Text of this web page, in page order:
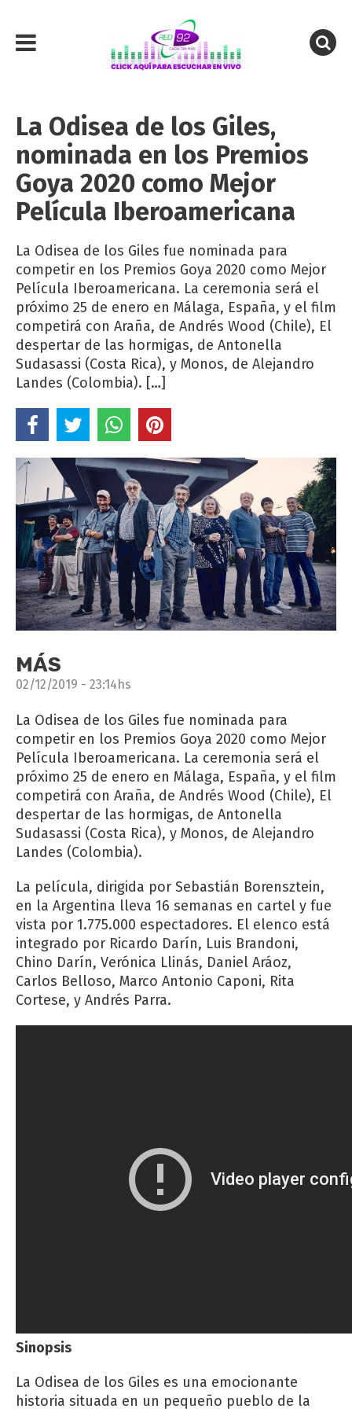
La Odisea de los Giles,
nominada en los Premios
Goya 2020 como Mejor
Película Iberoamericana
La Odisea de los Giles fue nominada para
competir en los Premios Goya 2020 como Mejor
Película Iberoamericana. La ceremonia será el
próximo 25 de enero en Málaga, España, y el film
competirá con Araña, de Andrés Wood (Chile), El
despertar de las hormigas, de Antonella
Sudasassi (Costa Rica), y Monos, de Alejandro
Landes (Colombia). […]
MÁS
02/12/2019 - 23:14hs
La Odisea de los Giles fue nominada para
competir en los Premios Goya 2020 como Mejor
Película Iberoamericana. La ceremonia será el
próximo 25 de enero en Málaga, España, y el film
competirá con Araña, de Andrés Wood (Chile), El
despertar de las hormigas, de Antonella
Sudasassi (Costa Rica), y Monos, de Alejandro
Landes (Colombia).
La película, dirigida por Sebastián Borensztein,
en la Argentina lleva 16 semanas en cartel y fue
vista por 1.775.000 espectadores. El elenco está
integrado por Ricardo Darín, Luis Brandoni,
Chino Darín, Verónica Llinás, Daniel Aráoz,
Carlos Belloso, Marco Antonio Caponi, Rita
Cortese, y Andrés Parra.
Sinopsis
La Odisea de los Giles es una emocionante
historia situada en un pequeño pueblo de la